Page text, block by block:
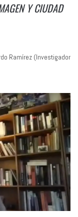
Y CIUDAD
Ramírez (Investigador